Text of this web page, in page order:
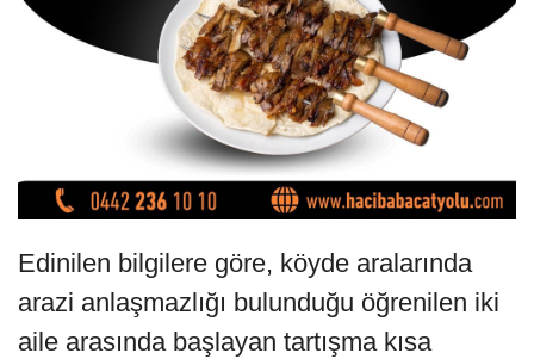
Edinilen bilgilere göre, köyde aralarında
arazi anlaşmazlığı bulunduğu öğrenilen iki
aile arasında başlayan tartışma kısa